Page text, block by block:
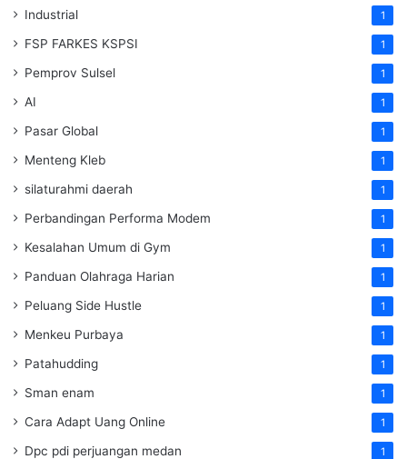
Industrial 1
FSP FARKES KSPSI 1
Pemprov Sulsel 1
AI 1
Pasar Global 1
Menteng Kleb 1
silaturahmi daerah 1
Perbandingan Performa Modem 1
Kesalahan Umum di Gym 1
Panduan Olahraga Harian 1
Peluang Side Hustle 1
Menkeu Purbaya 1
Patahudding 1
Sman enam 1
Cara Adapt Uang Online 1
Dpc pdi perjuangan medan 1